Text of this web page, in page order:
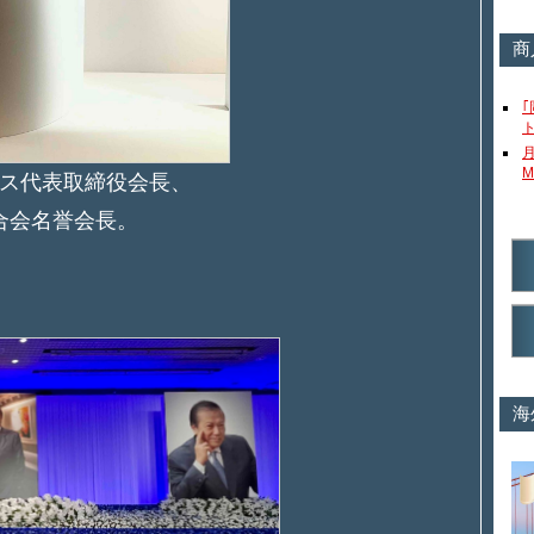
代表取締役会長、
名誉会長。
｢